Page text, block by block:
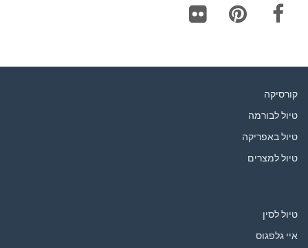
קורסיקה
טיול לבורמה
טיול באפריקה
טיול למצרים
טיול לסין
איי גלפגוס